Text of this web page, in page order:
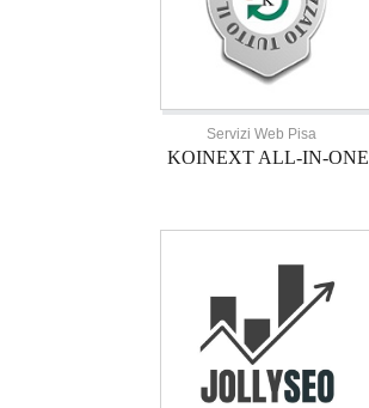
Servizi Web Pisa
KOINEXT ALL-IN-ONE